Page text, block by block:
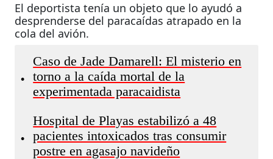
El deportista tenía un objeto que lo ayudó a
desprenderse del paracaídas atrapado en la
cola del avión.
•
Caso de Jade Damarell: El misterio en
torno a la caída mortal de la
experimentada paracaidista
•
Hospital de Playas estabilizó a 48
pacientes intoxicados tras consumir
postre en agasajo navideño